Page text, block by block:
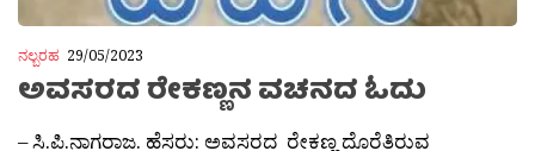
ನಲ್ಬರಹ 29/05/2023
ಅವಸರದ ರೇಕಣ್ಣನ ವಚನದ ಓದು
– ಸಿ.ಪಿ.ನಾಗರಾಜ. ಹೆಸರು: ಅವಸರದ ರೇಕಣ್ಣ ದೊರೆತಿರುವ